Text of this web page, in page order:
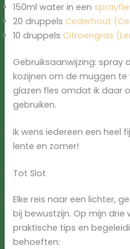
150ml water in een
20 druppelsCederhout
10 druppelsCitroengras
Gebruiksaanwijzing: spray
kozijnen om de muggen te
glazen fles omdat ik daar
gebruiken.
Ik wens iedereen een heel
lente en zomer!
Tot Slot
Elke reis naar een lichter,
bij bewustzijn. Op mijn drie
praktische tips en
behoeften: